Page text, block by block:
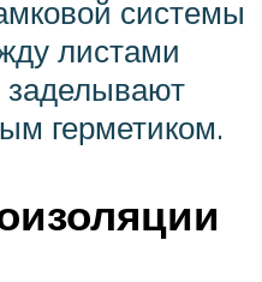
системы
листами
заделывают
герметиком.